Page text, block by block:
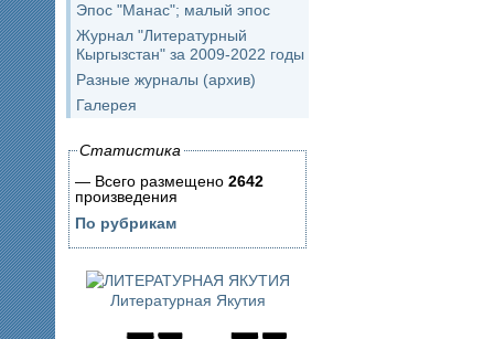
Эпос "Манас"; малый эпос
Журнал "Литературный
Кыргызстан" за 2009-2022 годы
Разные журналы (архив)
Галерея
Статистика
— Всего размещено 2642
произведения
По рубрикам
Литературная Якутия